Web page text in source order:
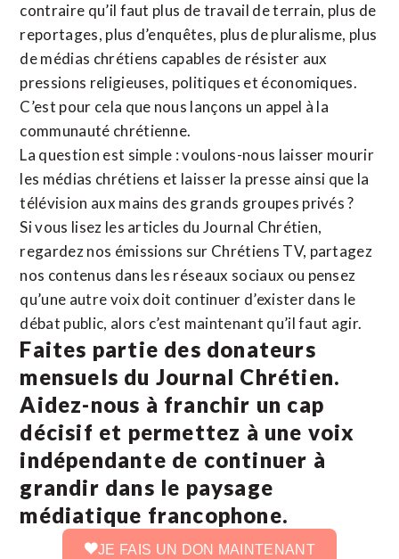
contraire qu’il faut plus de travail de terrain, plus de
reportages, plus d’enquêtes, plus de pluralisme, plus
de médias chrétiens capables de résister aux
pressions religieuses, politiques et économiques.
C’est pour cela que nous lançons un appel à la
communauté chrétienne.
La question est simple : voulons-nous laisser mourir
les médias chrétiens et laisser la presse ainsi que la
télévision aux mains des grands groupes privés ?
Si vous lisez les articles du Journal Chrétien,
regardez nos émissions sur Chrétiens TV, partagez
nos contenus dans les réseaux sociaux ou pensez
qu’une autre voix doit continuer d’exister dans le
débat public, alors c’est maintenant qu’il faut agir.
Faites partie des donateurs
mensuels du Journal Chrétien.
Aidez-nous à franchir un cap
décisif et permettez à une voix
indépendante de continuer à
grandir dans le paysage
médiatique francophone.
JE FAIS UN DON MAINTENANT